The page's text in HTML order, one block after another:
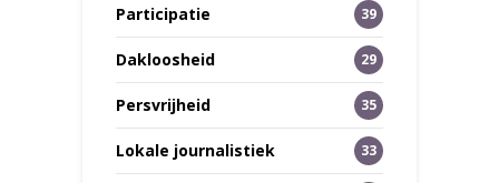
Participatie 39
Dakloosheid 29
Persvrijheid 35
Lokale journalistiek 33